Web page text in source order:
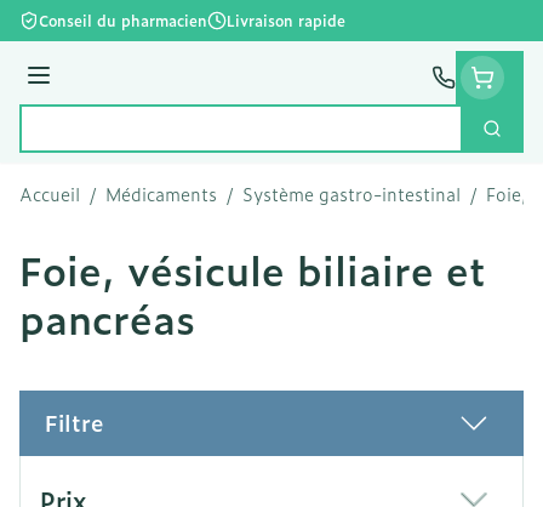
Aller au contenu
Conseil du pharmacien Livraison rapide
Menu
Accueil / Médicaments / Système gastro-intestinal / Foie,
Foie, vésicule biliaire et
pancréas
Filtre
Prix